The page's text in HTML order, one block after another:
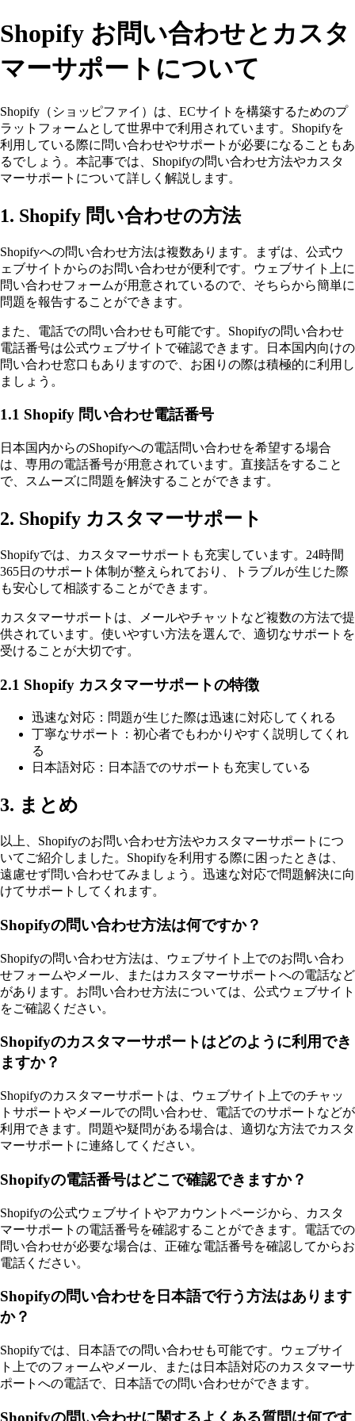
Shopify お問い合わせとカスタ
マーサポートについて
Shopify（ショッピファイ）は、ECサイトを構築するためのプ
ラットフォームとして世界中で利用されています。Shopifyを
利用している際に問い合わせやサポートが必要になることもあ
るでしょう。本記事では、Shopifyの問い合わせ方法やカスタ
マーサポートについて詳しく解説します。
1. Shopify 問い合わせの方法
Shopifyへの問い合わせ方法は複数あります。まずは、公式ウ
ェブサイトからのお問い合わせが便利です。ウェブサイト上に
問い合わせフォームが用意されているので、そちらから簡単に
問題を報告することができます。
また、電話での問い合わせも可能です。Shopifyの問い合わせ
電話番号は公式ウェブサイトで確認できます。日本国内向けの
問い合わせ窓口もありますので、お困りの際は積極的に利用し
ましょう。
1.1 Shopify 問い合わせ電話番号
日本国内からのShopifyへの電話問い合わせを希望する場合
は、専用の電話番号が用意されています。直接話をすること
で、スムーズに問題を解決することができます。
2. Shopify カスタマーサポート
Shopifyでは、カスタマーサポートも充実しています。24時間
365日のサポート体制が整えられており、トラブルが生じた際
も安心して相談することができます。
カスタマーサポートは、メールやチャットなど複数の方法で提
供されています。使いやすい方法を選んで、適切なサポートを
受けることが大切です。
2.1 Shopify カスタマーサポートの特徴
迅速な対応：問題が生じた際は迅速に対応してくれる
丁寧なサポート：初心者でもわかりやすく説明してくれ
る
日本語対応：日本語でのサポートも充実している
3. まとめ
以上、Shopifyのお問い合わせ方法やカスタマーサポートにつ
いてご紹介しました。Shopifyを利用する際に困ったときは、
遠慮せず問い合わせてみましょう。迅速な対応で問題解決に向
けてサポートしてくれます。
Shopifyの問い合わせ方法は何ですか？
Shopifyの問い合わせ方法は、ウェブサイト上でのお問い合わ
せフォームやメール、またはカスタマーサポートへの電話など
があります。お問い合わせ方法については、公式ウェブサイト
をご確認ください。
Shopifyのカスタマーサポートはどのように利用でき
ますか？
Shopifyのカスタマーサポートは、ウェブサイト上でのチャッ
トサポートやメールでの問い合わせ、電話でのサポートなどが
利用できます。問題や疑問がある場合は、適切な方法でカスタ
マーサポートに連絡してください。
Shopifyの電話番号はどこで確認できますか？
Shopifyの公式ウェブサイトやアカウントページから、カスタ
マーサポートの電話番号を確認することができます。電話での
問い合わせが必要な場合は、正確な電話番号を確認してからお
電話ください。
Shopifyの問い合わせを日本語で行う方法はあります
か？
Shopifyでは、日本語での問い合わせも可能です。ウェブサイ
ト上でのフォームやメール、または日本語対応のカスタマーサ
ポートへの電話で、日本語での問い合わせができます。
Shopifyの問い合わせに関するよくある質問は何です